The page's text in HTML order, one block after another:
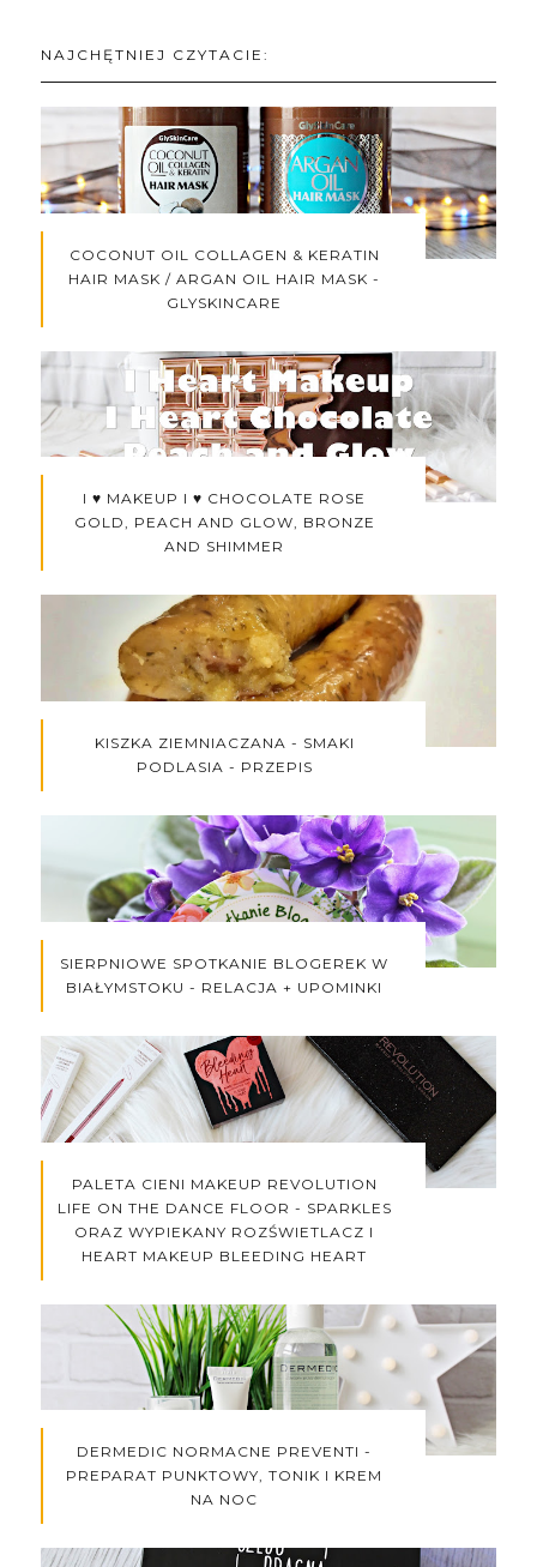
NAJCHĘTNIEJ CZYTACIE:
COCONUT OIL COLLAGEN & KERATIN
HAIR MASK / ARGAN OIL HAIR MASK -
GLYSKINCARE
I ♥ MAKEUP I ♥ CHOCOLATE ROSE
GOLD, PEACH AND GLOW, BRONZE
AND SHIMMER
KISZKA ZIEMNIACZANA - SMAKI
PODLASIA - PRZEPIS
SIERPNIOWE SPOTKANIE BLOGEREK W
BIAŁYMSTOKU - RELACJA + UPOMINKI
PALETA CIENI MAKEUP REVOLUTION
LIFE ON THE DANCE FLOOR - SPARKLES
ORAZ WYPIEKANY ROZŚWIETLACZ I
HEART MAKEUP BLEEDING HEART
DERMEDIC NORMACNE PREVENTI -
PREPARAT PUNKTOWY, TONIK I KREM
NA NOC